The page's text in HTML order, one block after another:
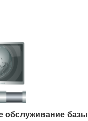
обслуживание базы